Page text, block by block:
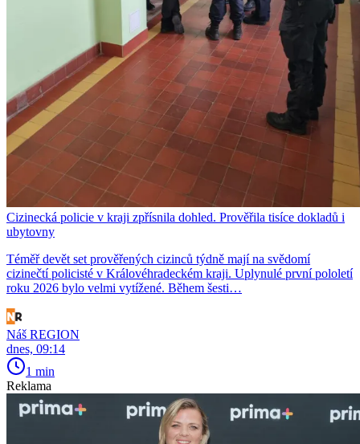
Cizinecká policie v kraji zpřísnila dohled. Prověřila tisíce dokladů i
ubytovny
Téměř devět set prověřených cizinců týdně mají na svědomí
cizinečtí policisté v Královéhradeckém kraji. Uplynulé první pololetí
roku 2026 bylo velmi vytížené. Během šesti…
Náš REGION
dnes, 09:14
1 min
Reklama